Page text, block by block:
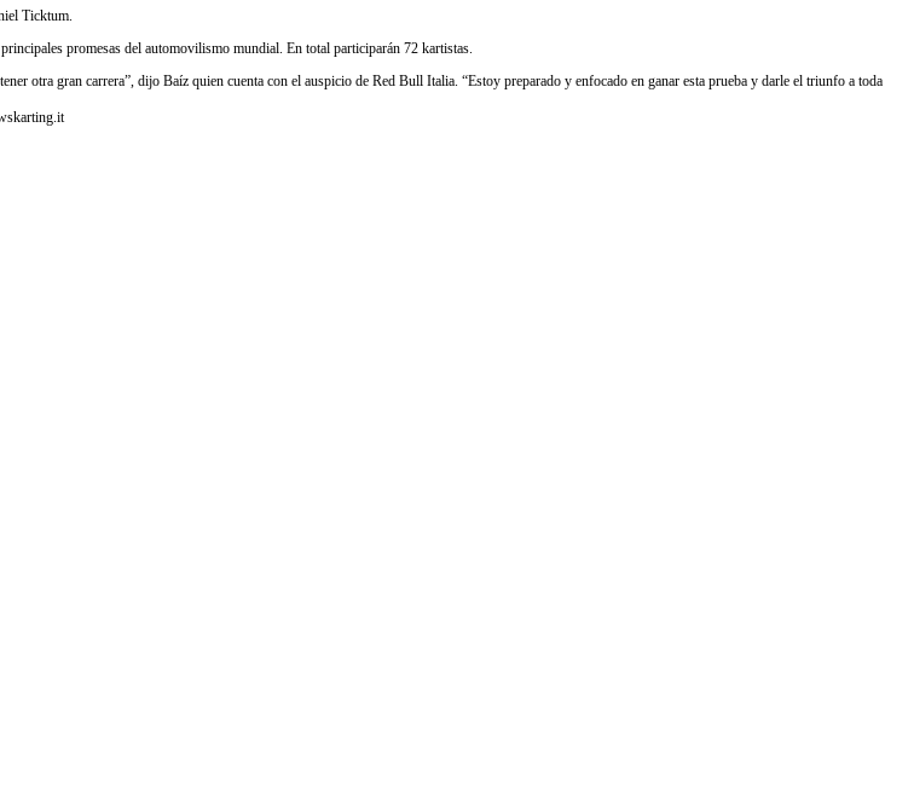
Ticktum.
promesas del automovilismo mundial. En total participarán 72 kartistas.
otra gran carrera”, dijo Baíz quien cuenta con el auspicio de Red Bull Italia. “Estoy preparado y enfocado en ganar esta prueba y darle el triunfo a toda